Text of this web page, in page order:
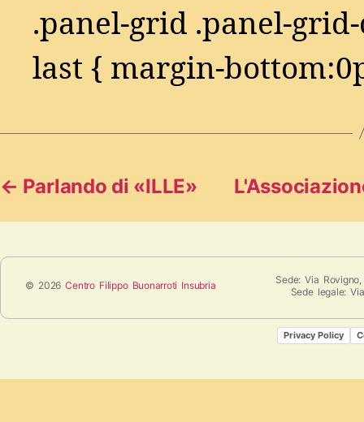
.panel-grid .panel-
last { margin-
← Parlando di «ILLE»
© 2026Centro Filippo Buonarroti Insubria
Sede: Via
Sede legale:
Privacy Policy